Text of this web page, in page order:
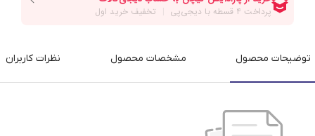
توضیحات محصول مشخصات محصول نظرات کاربران